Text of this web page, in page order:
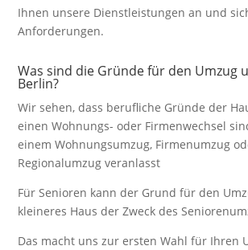
Ihnen unsere Dienstleistungen an und
Anforderungen.
Was sind die Gründe für den Umzug
Berlin?
Wir sehen, dass berufliche Gründe der
einen Wohnungs- oder Firmenwechsel
einem Wohnungsumzug, Firmenumzug
Regionalumzug veranlasst
Für Senioren kann der Grund für den
kleineres Haus der Zweck des
Das macht uns zur ersten Wahl für Ihren